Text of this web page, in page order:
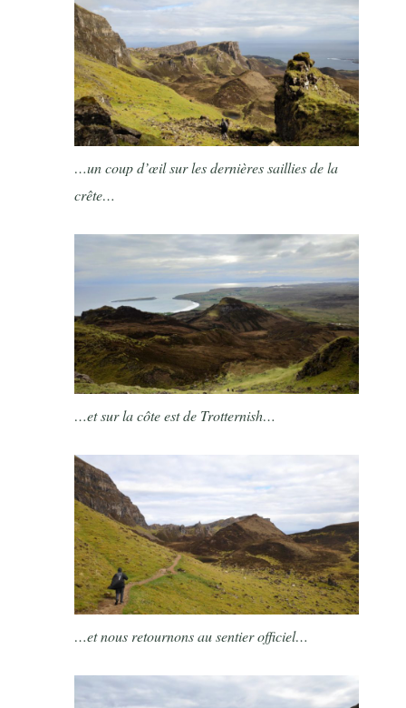
…un coup d’œil sur les dernières saillies de la
crête…
…et sur la côte est de Trotternish…
…et nous retournons au sentier officiel…